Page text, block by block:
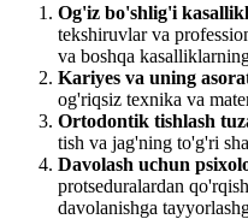
Og'iz bo'shlig'i
tekshiruvlar va
va boshqa
Kariyes va uning
og'riqsiz texnika va
Ortodontik tishlash
tish va jag'ning to'g'ri
Davolash uchun
protseduralardan
davolanishga